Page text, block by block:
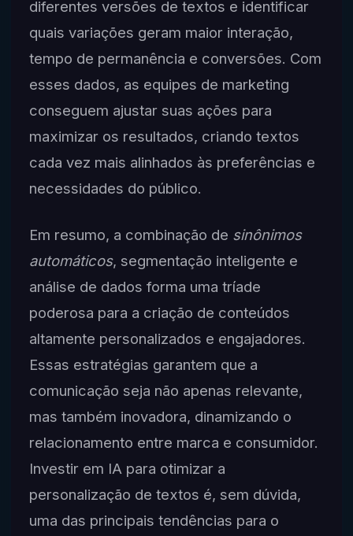
diferentes versões de textos e identificar
quais variações geram maior interação,
tempo de permanência e conversões. Com
esses dados, as equipes de marketing
conseguem ajustar suas ações para
maximizar os resultados, criando textos
cada vez mais alinhados às preferências e
necessidades do público.
Em resumo, a combinação de sinônimos
automáticos, segmentação inteligente e
análise de dados forma uma tríade
poderosa para a criação de conteúdos
altamente personalizados e engajadores.
Essas estratégias garantem que a
comunicação seja não apenas relevante,
mas também inovadora, dinamizando o
relacionamento entre marca e consumidor.
Investir em IA para otimizar a
personalização de textos é, sem dúvida,
uma das principais tendências para o